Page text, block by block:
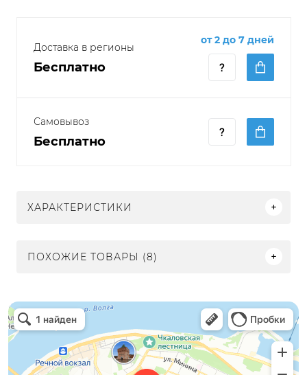
Доставка в регионы
Бесплатно
от 2 до 7 дней
Самовывоз
Бесплатно
ХАРАКТЕРИСТИКИ
ПОХОЖИЕ ТОВАРЫ (8)
Электрон
Светильники в Нижнем Новгороде
Электротехническая продукция в Нижнем Новгороде